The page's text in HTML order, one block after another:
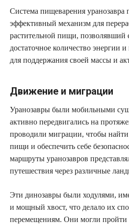
Система пищеварения уранозавра
эффективный механизм для
растительной пищи, позволявший
достаточное количество энергии
для поддержания своей массы и
Движение и миграции
Уранозавры были мобильными
активно передвигались на
проводили миграции, чтобы
пищи и обеспечить себе
маршруты уранозавров
путешествия через различные
Эти динозавры были ходулями,
и мощный хвост, что делало их
перемещениям. Они могли пройти